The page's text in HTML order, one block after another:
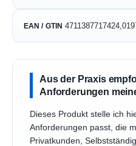
EAN / GTIN
Aus der Praxis
Anforderungen
Dieses Produkt stelle ich
Anforderungen passt, die
Privatkunden,